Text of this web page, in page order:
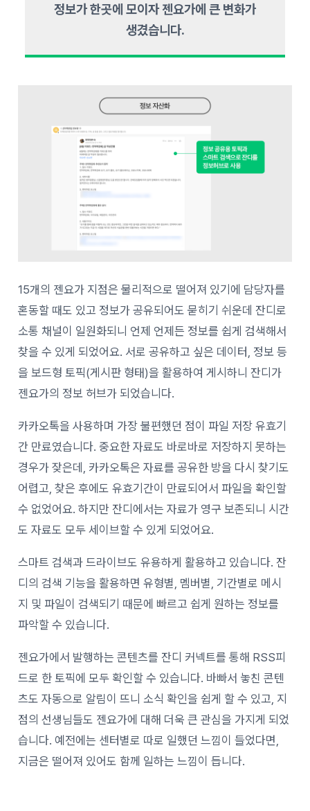
정보가 한곳에 모이자 젠요가에 큰 변화가
생겼습니다.
15개의 젠요가 지점은 물리적으로 떨어져 있기에 담당자를
혼동할 때도 있고 정보가 공유되어도 묻히기 쉬운데 잔디로
소통 채널이 일원화되니 언제 언제든 정보를 쉽게 검색해서
찾을 수 있게 되었어요. 서로 공유하고 싶은 데이터, 정보 등
을 보드형 토픽(게시판 형태)을 활용하여 게시하니 잔디가
젠요가의 정보 허브가 되었습니다.
카카오톡을 사용하며 가장 불편했던 점이 파일 저장 유효기
간 만료였습니다. 중요한 자료도 바로바로 저장하지 못하는
경우가 잦은데, 카카오톡은 자료를 공유한 방을 다시 찾기도
어렵고, 찾은 후에도 유효기간이 만료되어서 파일을 확인할
수 없었어요. 하지만 잔디에서는 자료가 영구 보존되니 시간
도 자료도 모두 세이브할 수 있게 되었어요.
스마트 검색과 드라이브도 유용하게 활용하고 있습니다. 잔
디의 검색 기능을 활용하면 유형별, 멤버별, 기간별로 메시
지 및 파일이 검색되기 때문에 빠르고 쉽게 원하는 정보를
파악할 수 있습니다.
젠요가에서 발행하는 콘텐츠를 잔디 커넥트를 통해 RSS피
드로 한 토픽에 모두 확인할 수 있습니다. 바빠서 놓친 콘텐
츠도 자동으로 알림이 뜨니 소식 확인을 쉽게 할 수 있고, 지
점의 선생님들도 젠요가에 대해 더욱 큰 관심을 가지게 되었
습니다. 예전에는 센터별로 따로 일했던 느낌이 들었다면,
지금은 떨어져 있어도 함께 일하는 느낌이 듭니다.